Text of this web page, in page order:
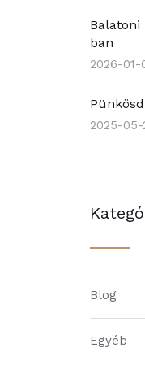
Balatoni
ban
2026-01-
2025-05-
Blog
Egyéb